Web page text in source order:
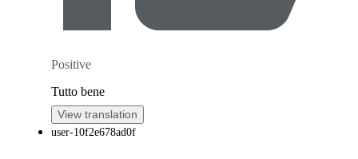
Positive
Tutto bene
View translation
user-10f2e678ad0f